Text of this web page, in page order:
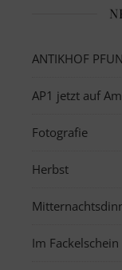
ANTIKHOF
AP1 jetzt auf
Fotografie
Herbst
Im Fackelschein